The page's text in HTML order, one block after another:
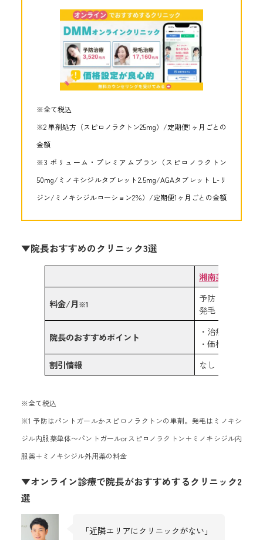
※全て税込
※2 単剤処方（スピロノラクトン25mg）/定期便1ヶ月ごとの
金額
※3 ボリューム・プレミアムプラン（スピロノラクトン
50mg/ミノキシジルタブレット2.5mg/AGAタブレット L-リ
ジン/ミノキシジルローション2％）/定期便1ヶ月ごとの金額
▼院長おすすめのクリニック3選
湘南美容クリニ
料金/月※1
予防：なし
発毛：5,940〜
院長のおすすめポイント
・治療薬の内訳
・価格設定が良
割引情報
なし
※全て税込
※1 予防はパントガールかスピロノラクトンの単剤。発毛はミノキシ
ジル内服薬単体〜パントガールorスピロノラクトン＋ミノキシジル内
服薬＋ミノキシジル外用薬の料金
▼オンライン診療で院長がおすすめするクリニック2
選
「近隣エリアにクリニックがない」